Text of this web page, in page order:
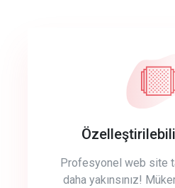
Profesyonel web site
daha yakınsınız!